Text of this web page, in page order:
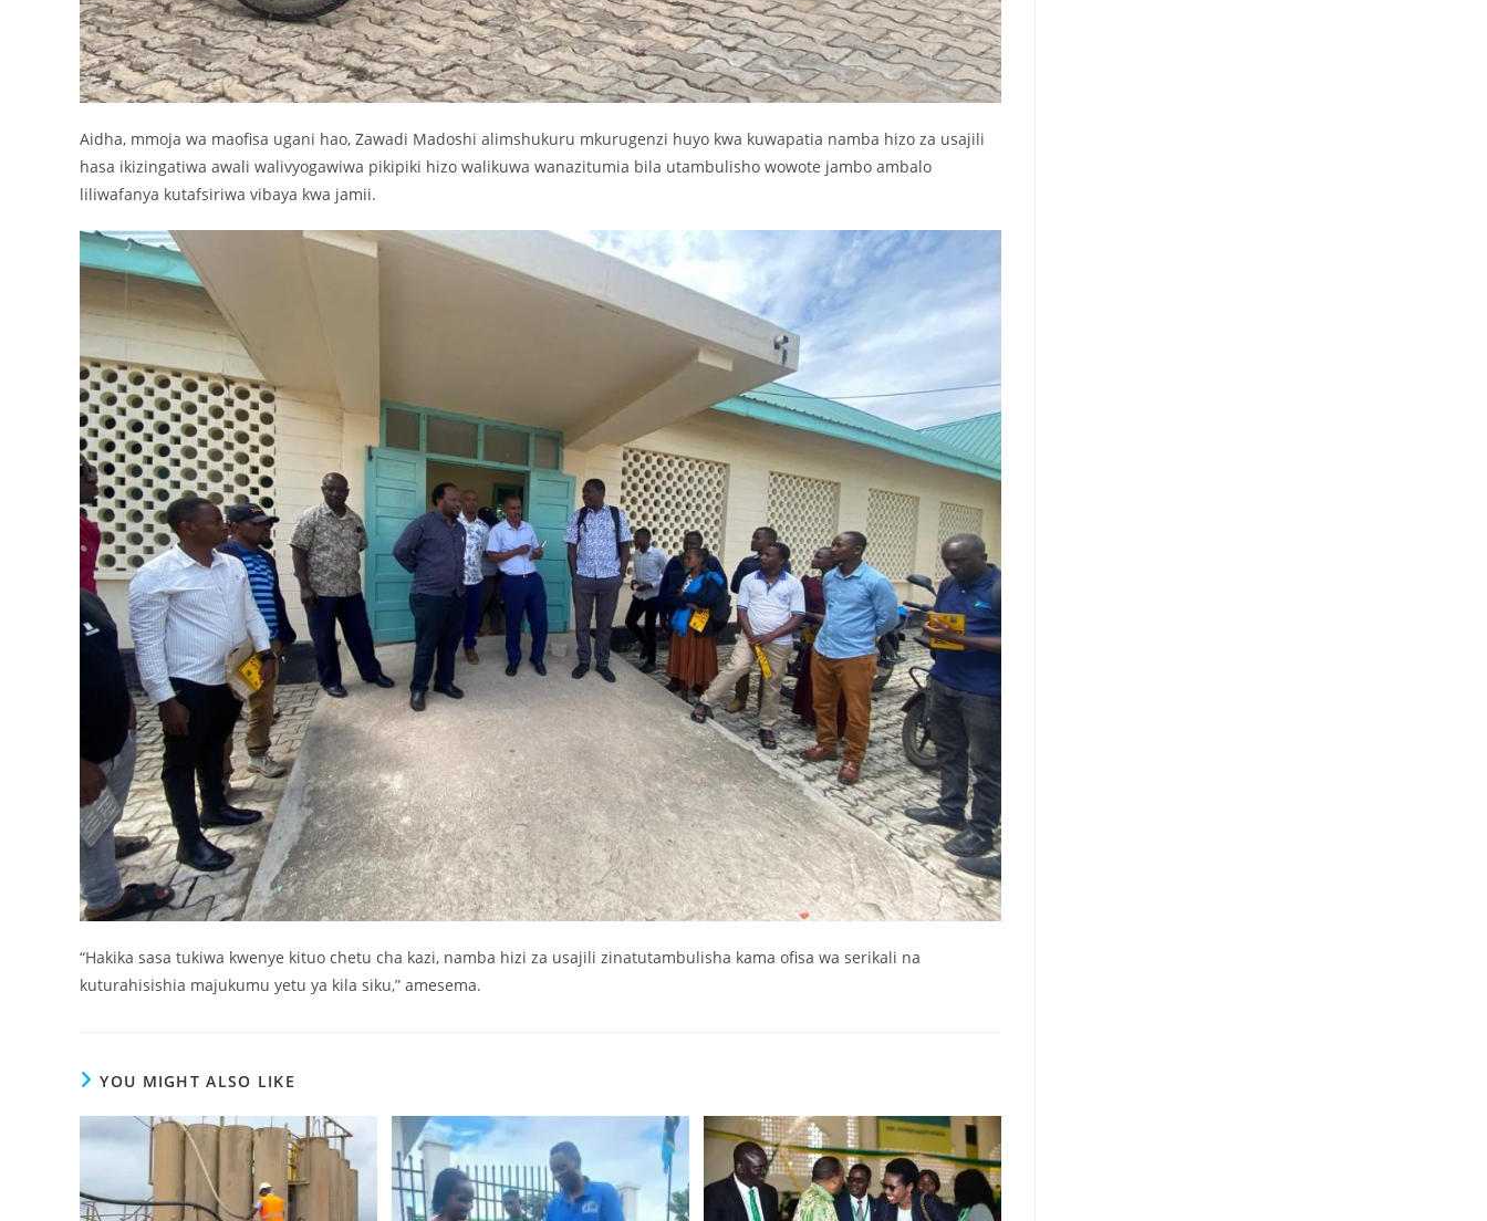
Aidha, mmoja wa maofisa ugani hao, Zawadi Madoshi alimshukuru mkurugenzi huyo kwa kuwapatia namba hizo za usajili
hasa ikizingatiwa awali walivyogawiwa pikipiki hizo walikuwa wanazitumia bila utambulisho wowote jambo ambalo
liliwafanya kutafsiriwa vibaya kwa jamii.
“Hakika sasa tukiwa kwenye kituo chetu cha kazi, namba hizi za usajili zinatutambulisha kama ofisa wa serikali na
kuturahisishia majukumu yetu ya kila siku,” amesema.
YOU MIGHT ALSO LIKE